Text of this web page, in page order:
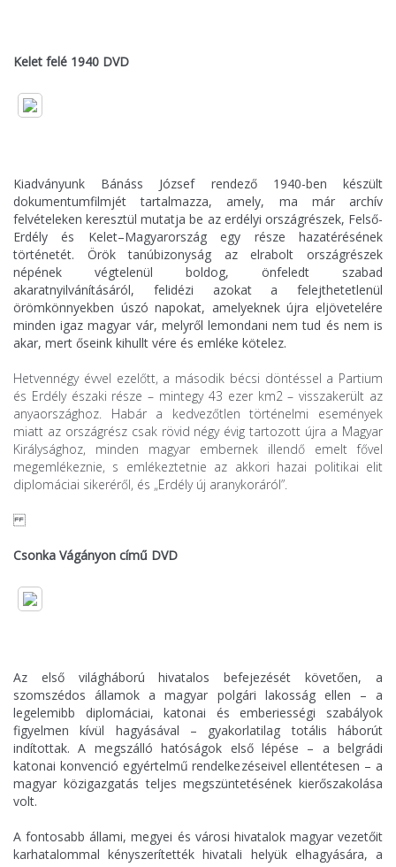
Kelet felé 1940 DVD
Kiadványunk Bánáss József rendező 1940-ben készült
dokumentumfilmjét tartalmazza, amely, ma már archív
felvételeken keresztül mutatja be az erdélyi országrészek, Felső-
Erdély és Kelet–Magyarország egy része hazatérésének
történetét. Örök tanúbizonyság az elrabolt országrészek
népének végtelenül boldog, önfeledt szabad
akaratnyilvánításáról, felidézi azokat a felejthetetlenül
örömkönnyekben úszó napokat, amelyeknek újra eljövetelére
minden igaz magyar vár, melyről lemondani nem tud és nem is
akar, mert őseink kihullt vére és emléke kötelez.
Hetvennégy évvel ezelőtt, a második bécsi döntéssel a Partium
és Erdély északi része – mintegy 43 ezer km2 – visszakerült az
anyaországhoz. Habár a kedvezőtlen történelmi események
miatt az országrész csak rövid négy évig tartozott újra a Magyar
Királysághoz, minden magyar embernek illendő emelt fővel
megemlékeznie, s emlékeztetnie az akkori hazai politikai elit
diplomáciai sikeréről, és „Erdély új aranykoráról”.
Csonka Vágányon című DVD
Az első világháború hivatalos befejezését követően, a
szomszédos államok a magyar polgári lakosság ellen – a
legelemibb diplomáciai, katonai és emberiességi szabályok
figyelmen kívül hagyásával – gyakorlatilag totális háborút
indítottak. A megszálló hatóságok első lépése – a belgrádi
katonai konvenció egyértelmű rendelkezéseivel ellentétesen – a
magyar közigazgatás teljes megszüntetésének kierőszakolása
volt.
A fontosabb állami, megyei és városi hivatalok magyar vezetőit
karhatalommal kényszerítették hivatali helyük elhagyására, a